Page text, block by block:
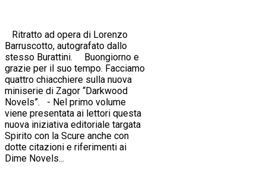
Ritratto ad opera di Lorenzo
Barruscotto, autografato dallo
stesso Burattini. Buongiorno e
grazie per il suo tempo. Facciamo
quattro chiacchiere sulla nuova
miniserie di Zagor “Darkwood
Novels”. - Nel primo volume
viene presentata ai lettori questa
nuova iniziativa editoriale targata
Spirito con la Scure anche con
dotte citazioni e riferimenti ai
Dime Novels...